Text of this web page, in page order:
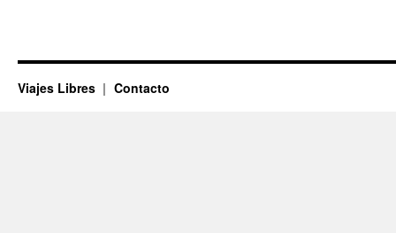
Viajes Libres Contacto